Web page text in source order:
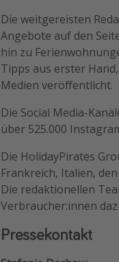
Die weitgereisten
Angebote auf den
hin zu
Tipps aus erster
Medien veröffentlicht.
Die Social Media-
über 525.000
Die HolidayPirates
Frankreich, Italien,
Die redaktionellen
Verbraucher:innen
Pressekontakt